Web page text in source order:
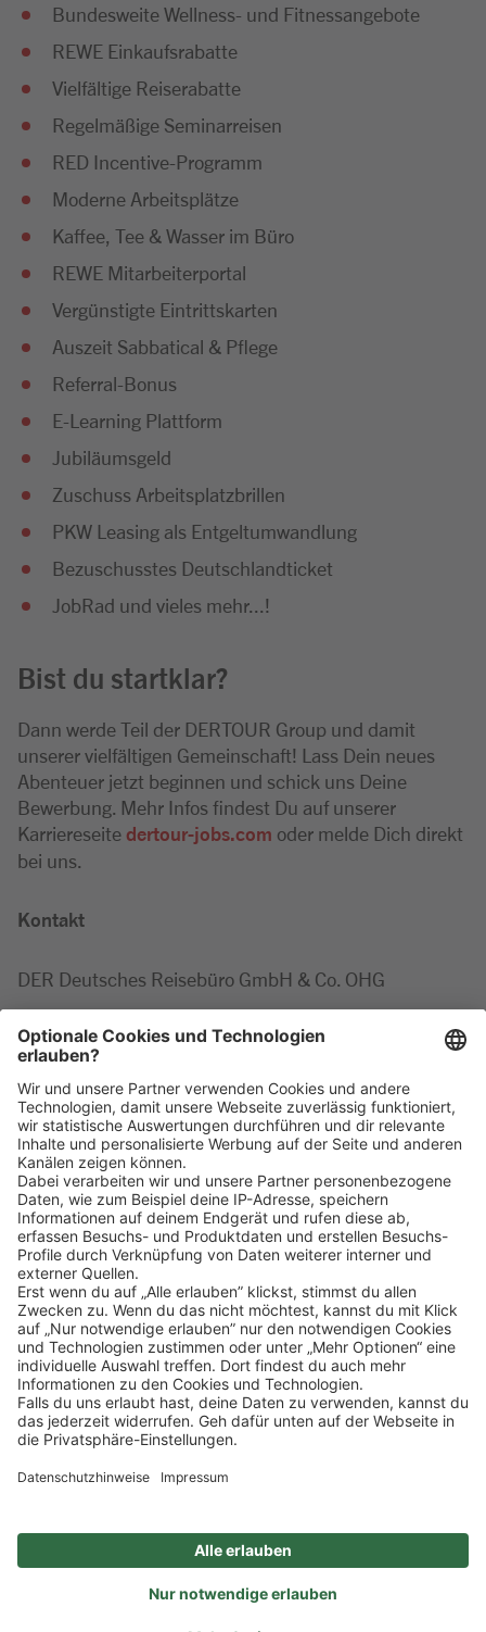
Bundesweite Wellness- und Fitnessangebote
REWE Einkaufsrabatte
Vielfältige Reiserabatte
Regelmäßige Seminarreisen
RED Incentive-Programm
Moderne Arbeitsplätze
Kaffee, Tee & Wasser im Büro
REWE Mitarbeiterportal
Vergünstigte Eintrittskarten
Auszeit Sabbatical & Pflege
Referral-Bonus
E-Learning Plattform
Jubiläumsgeld
Zuschuss Arbeitsplatzbrillen
PKW Leasing als Entgeltumwandlung
Bezuschusstes Deutschlandticket
JobRad und vieles mehr...!
Bist du startklar?
Dann werde Teil der DERTOUR Group und damit
unserer vielfältigen Gemeinschaft! Lass Dein neues
Abenteuer jetzt beginnen und schick uns Deine
Bewerbung. Mehr Infos findest Du auf unserer
Karriereseitedertour-jobs.com oder melde Dich direkt
bei uns.
Kontakt
DER Deutsches Reisebüro GmbH & Co. OHG
Marie-LuiseMinor
Tel: +49 2203 42687
Klickehier, um alle offenen Jobs zu sehen.
Impressum Datenschutz
Privatsphäre-Einstellungen
FAQ
Veranstaltungen
Sitemap